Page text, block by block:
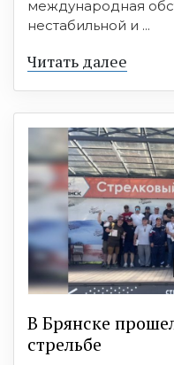
международная
нестабильной и ...
Читать далее
В Брянске
стрельбе